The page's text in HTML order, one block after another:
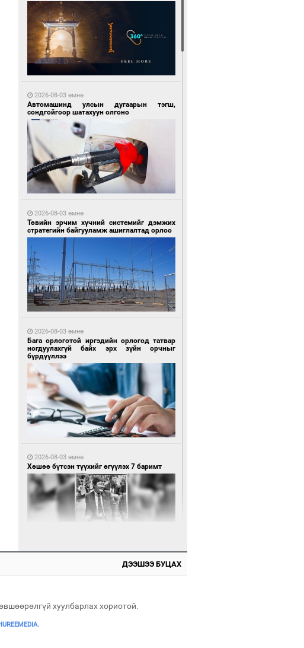
21 цагийн өмнө өмнө
С.Бямбацогт Зүүн Азийн эрэгтэйчүүдийн
тамирчдад амжилт хүслээ
21 цагийн өмнө өмнө
Согтуугаар тээврийн хэрэгсэл жолоодсон
95 зөрчил бүртгэгдлээ
21 цагийн өмнө өмнө
Автобензин, дизель түлшний онцгой албан
татварыг тэглэлээ
21 цагийн өмнө өмнө
Санхүүгийн хэмнэлтийн горимд эрүүл
мэндийн салбар хамаарахгүй
нээлттэй ил тод болгоно
2026-08-03 өмнө
Автомашинд улсын дугаарын тэгш,
сондгойгоор шатахуун олгоно
2026-08-03 өмнө
Төвийн эрчим хүчний системийг дэмжих
стратегийн байгууламж ашиглалтад орлоо
2026-08-03 өмнө
Бага орлоготой иргэдийн орлогод татвар
ногдуулахгүй байх эрх зүйн орчныг
бүрдүүллээ
2026-08-03 өмнө
Хөшөө бүтсэн түүхийг өгүүлэх 7 баримт
Х.Нямбаатар: Ял авсан мань луйварчин
ДЭЭШЭЭ БУЦАХ
хуулбарлах хориотой.